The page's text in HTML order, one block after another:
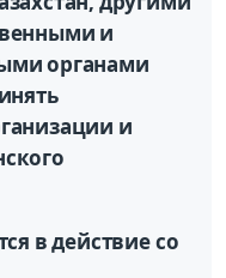
и
органами
и
в действие со